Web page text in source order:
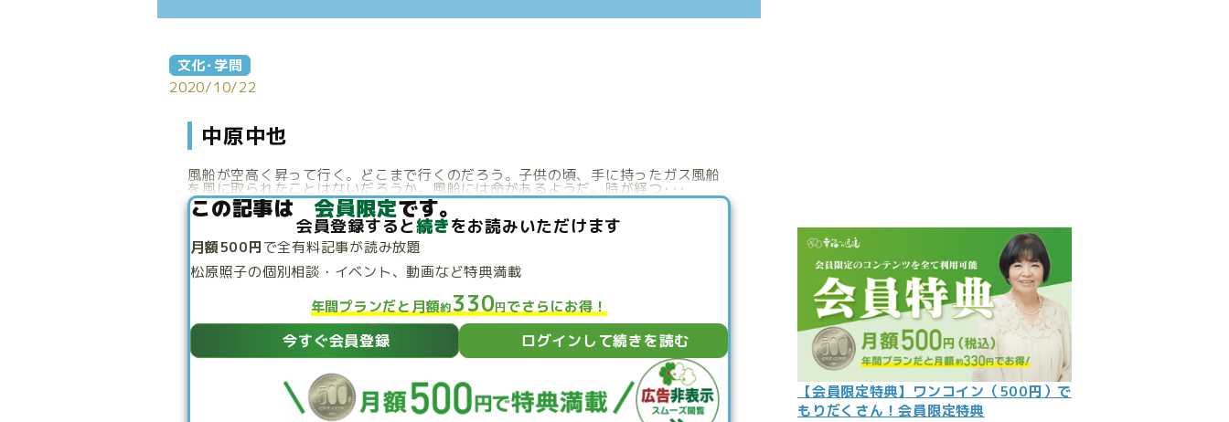
よくある質問
文化･学問
2020/10/22
中原中也
風船が空高く昇って行く。どこまで行くのだろう。子供の頃、手に持ったガス風船
を風に取られたことはないだろうか。風船には命があるようだ。時が経つ･･･
この記事は 会員限定です。
会員登録すると続きをお読みいただけます
月額500円で全有料記事が読み放題
松原照子の個別相談・ イベント、動画など特典満載
年間プランだと月額約330円でさらにお得！
今すぐ会員登録 ログインして続きを読む
【会員限定特典】ワンコイン（500円）で
もりだくさん！会員限定特典